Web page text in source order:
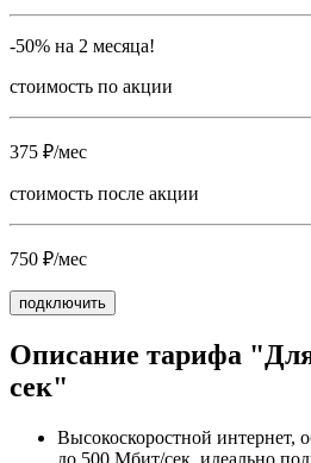
-50% на 2 месяца!
стоимость по акции
375 ₽/мес
стоимость после акции
750 ₽/мес
подключить
Описание тарифа
сек"
Высокоскоростной интернет,